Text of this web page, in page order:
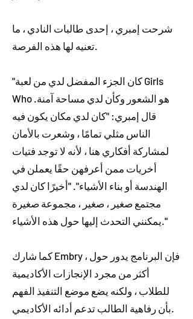
شرحت إمبري ، إحدى طالبات النادي ، ما
تعنيه لها هذه الفرصة.
"كان الجزء المفضل لدي من لعبة Girls
Who هو الشعور وكأن لدي مساحة آمنة.
قال إمبري: "كان لدي مكان يكون فيه
الناس مثلي تمامًا ، وشعرت بالأمان
لمشاركة أفكاري هنا ، لأنه لا توجد فتيات
أخريات ممن أعرفهن حقًا يعملن في
الهندسة أو بناء الأشياء". "أخيرًا كان لدي
مجتمع صغير ، صغير ، مجموعة صغيرة
يمكنني التحدث إليها حول هذه الأشياء."
كما شارك Embry ، فإن البرنامج يدور حول
أكثر من مجرد الإنجازات الأكاديمية
للطلاب ، ولكنه يضع موضع التنفيذ الفهم
بأن رفاهية الطالب تدعم أدائه الأكاديمي.